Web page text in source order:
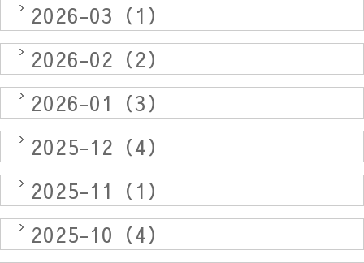
2026-03（1）
2026-02（2）
2026-01（3）
2025-12（4）
2025-11（1）
2025-10（4）